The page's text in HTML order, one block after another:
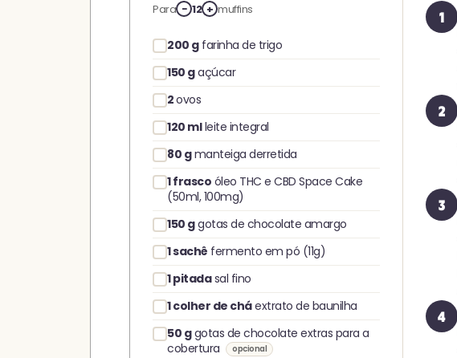
Para − 12 + muffins
200 gfarinha de trigo
150 gaçúcar
2ovos
120 mlleite integral
80 gmanteiga derretida
1frasco óleo THC e CBD Space Cake
(50ml, 100mg)
150 ggotas de chocolate amargo
1sachê fermento em pó (11g)
1pitadasal fino
1colher de cháextrato de baunilha
50 ggotas de chocolate extras para a
cobertura
opcional
1
2
3
4